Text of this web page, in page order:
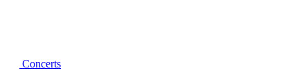
Concerts